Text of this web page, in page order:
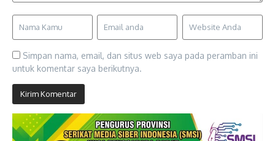
Simpan nama, email, dan situs web saya pada peramban ini
untuk komentar saya berikutnya.